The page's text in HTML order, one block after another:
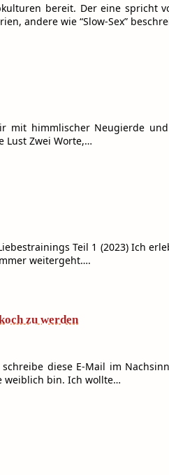
bereit. Der eine spricht
andere wie “Slow-Sex”
himmlischer Neugierde
Lust Zwei Worte,…
Teil 1 (2023) Ich
weitergeht….
zu werden
diese E-Mail im
weiblich bin. Ich wollte…